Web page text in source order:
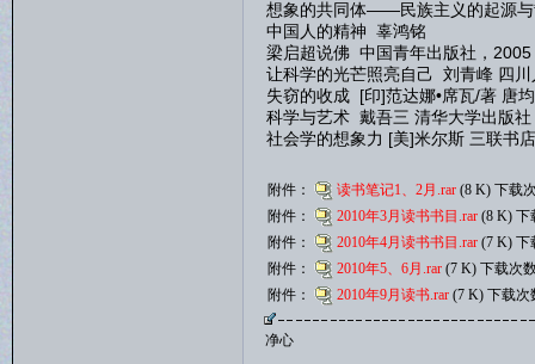
想象的共同体——民族主义的起源与
中国人的精神 辜鸿铭
梁启超说佛 中国青年出版社，2005
让科学的光芒照亮自己 刘青峰 四
失窃的收成 [印]范达娜•席瓦/著 唐
科学与艺术 戴吾三 清华大学出版
社会学的想象力 [美]米尔斯 三联
附件： 读书笔记1、2月.rar(8 K) 下载
附件：
2010年3月读书书目.rar(8 K) 下
附件：
2010年4月读书书目.rar(7 K) 下
附件：
2010年5、6月.rar(7 K) 下载次
附件：
2010年9月读书.rar(7 K) 下载次
净心